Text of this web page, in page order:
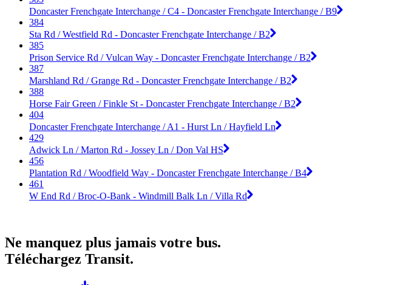
Doncaster Frenchgate Interchange / C4 - Doncaster Frenchgate Interchange / B9
384
Sta Rd / Westfield Rd - Doncaster Frenchgate Interchange / B2
385
Prison Service Rd / Vulcan Way - Doncaster Frenchgate Interchange / B2
387
Marshland Rd / Grange Rd - Doncaster Frenchgate Interchange / B2
388
Horse Fair Green / Finkle St - Doncaster Frenchgate Interchange / B2
404
Doncaster Frenchgate Interchange / A1 - Hurst Ln / Hayfield Ln
429
Adwick Ln / Marton Rd - Jossey Ln / Don Val HS
456
Plantation Rd / Woodfield Way - Doncaster Frenchgate Interchange / B4
461
W End Rd / Broc-O-Bank - Windmill Balk Ln / Villa Rd
Ne manquez plus jamais votre bus.
Téléchargez Transit.